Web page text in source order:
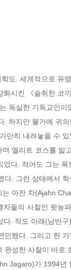
도. 세계적으로 유
시킨 《술취한 코
독실한 기독교인
하지만 불가에 귀
만히 내려놓을 수
엘리트 코스를 밟
다. 적어도 그는
. 그런 상태에서
아잔 차(Ajahn
들의 사찰인 왓농
. 적도 아래(남반
했다. 그리고 한
완성한 사찰이 바
Jagaro)가 1994